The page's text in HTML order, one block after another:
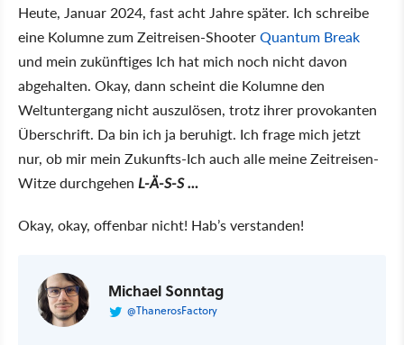
Heute, Januar 2024, fast acht Jahre später. Ich schreibe
eine Kolumne zum Zeitreisen-ShooterQuantum Break
und mein zukünftiges Ich hat mich noch nicht davon
abgehalten. Okay, dann scheint die Kolumne den
Weltuntergang nicht auszulösen, trotz ihrer provokanten
Überschrift. Da bin ich ja beruhigt. Ich frage mich jetzt
nur, ob mir mein Zukunfts-Ich auch alle meine Zeitreisen-
Witze durchgehen L-Ä-S-S …
Okay, okay, offenbar nicht! Hab’s verstanden!
Michael Sonntag
@ThanerosFactory